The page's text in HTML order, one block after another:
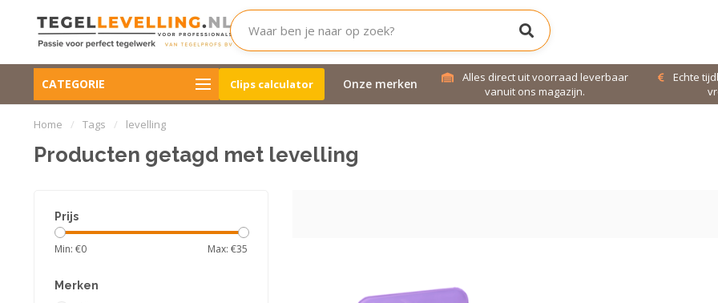
CATEGORIE Clips calculator
Clips Calculator Onze merken
Voor 1, 2 en 3 cm. tegeldikte
beschikbaar.
Wij zijn nagenoeg altijd bereikbaar!
Ook in de avonduren!
Alles direct uit voorraad leverbaar
vanuit ons magazijn.
Echte
Home / Tags / levelling
Producten getagd met levelling
Prijs
Min: €0 Max: €35
Merken